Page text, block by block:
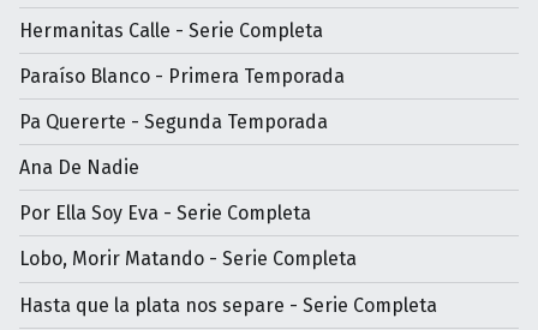
Hermanitas Calle - Serie Completa
Paraíso Blanco - Primera Temporada
Pa Quererte - Segunda Temporada
Ana De Nadie
Por Ella Soy Eva - Serie Completa
Lobo, Morir Matando - Serie Completa
Hasta que la plata nos separe - Serie Completa